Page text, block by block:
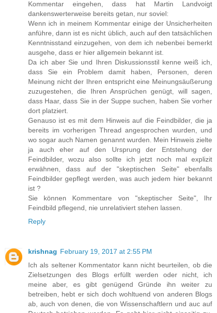
Kommentar eingehen, dass hat Martin Landvoigt
dankenswerterweise bereits getan, nur soviel:
Wenn ich in meinem Kommentar einige der Unsicherheiten
anführe, dann ist es nicht üblich, auch auf den tatsächlichen
Kenntnisstand einzugehen, von dem ich nebenbei bemerkt
ausgehe, dass er hier allgemein bekannt ist.
Da ich aber Sie und Ihren Diskussionsstil kenne weiß ich,
dass Sie ein Problem damit haben, Personen, deren
Meinung nicht der Ihren entspricht eine Meinungsäußerung
zuzugestehen, die Ihren Ansprüchen genügt, will sagen,
dass Haar, dass Sie in der Suppe suchen, haben Sie vorher
dort platziert.
Genauso ist es mit dem Hinweis auf die Feindbilder, die ja
bereits im vorherigen Thread angesprochen wurden, und
wo sogar auch Namen genannt wurden. Mein Hinweis zielte
ja auch eher auf den Ursprung der Entstehung der
Feindbilder, wozu also sollte ich jetzt noch mal explizit
erwähnen, dass auf der "skeptischen Seite" ebenfalls
Feindbilder gepflegt werden, was auch jedem hier bekannt
ist ?
Sie können Kommentare von "skeptischer Seite", Ihr
Feindbild pflegend, nie unrelativiert stehen lassen.
Reply
krishnag February 19, 2017 at 2:55 PM
Ich als seltener Kommentator kann nicht beurteilen, ob die
Zielsetzungen des Blogs erfüllt werden oder nicht, ich
meine aber, es gibt genügend Gründe ihn weiter zu
betreiben, hebt er sich doch wohltuend von anderen Blogs
ab, auch von denen, die von Wissenschaftlern und auc auf